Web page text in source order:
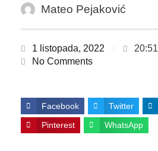
Mateo Pejaković
1 listopada, 2022 20:51
No Comments
Facebook Twitter
Pinterest WhatsApp